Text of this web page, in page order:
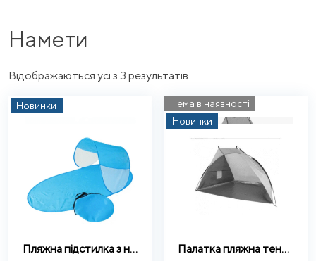
Намети
Відображаються усі з 3 результатів
latest
Новинки
Пляжна підстилка з навісом автоматична (жовта ,червона, синя)
Нема в наявності
Новинки
Палатка пляжна тент 194793 (жовто-синя \жовто-червона \жовто-зелена)